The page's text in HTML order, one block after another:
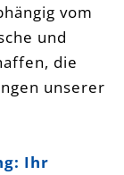
vom
und
die
unserer
Ihr